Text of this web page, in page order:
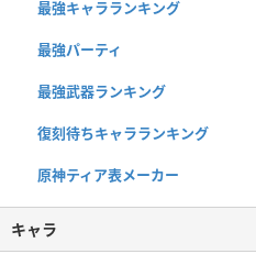
最強キャラランキング
最強パーティ
最強武器ランキング
復刻待ちキャラランキング
原神ティア表メーカー
キャラ